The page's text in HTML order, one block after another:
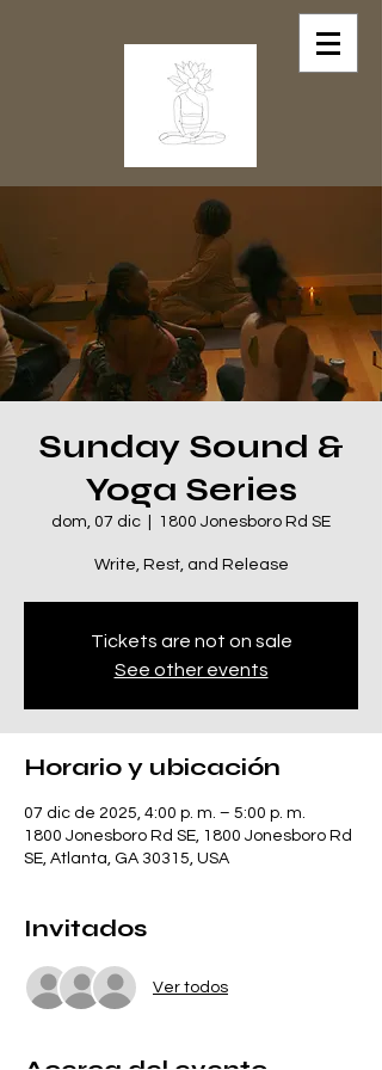
Sunday Sound &
Yoga Series
dom, 07 dic 1800 Jonesboro Rd SE
Write, Rest, and Release
Tickets are not on sale
See other events
Horario y ubicación
07 dic de 2025, 4:00 p. m. – 5:00 p. m.
1800 Jonesboro Rd SE, 1800 Jonesboro Rd
SE, Atlanta, GA 30315, USA
Invitados
Ver todos